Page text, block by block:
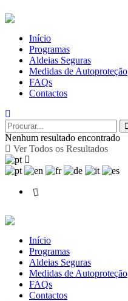
Início
Programas
Aldeias Seguras
Medidas de Autoproteção
FAQs
Contactos
Nenhum resultado encontrado
Ver Todos os Resultados
Início
Programas
Aldeias Seguras
Medidas de Autoproteção
FAQs
Contactos